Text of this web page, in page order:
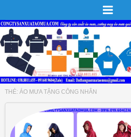
THẺ: ÁO MƯA TẶNG CÔNG NHÂN